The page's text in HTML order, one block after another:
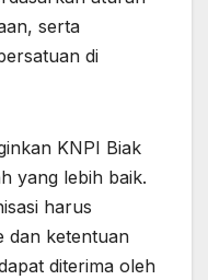
serta
di
KNPI Biak
yang lebih baik.
harus
dan ketentuan
diterima oleh